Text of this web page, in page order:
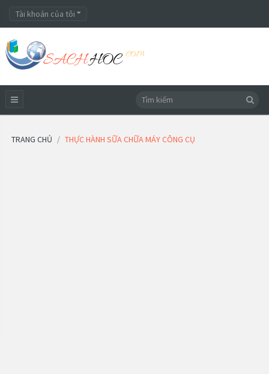
Tài khoản của tôi
TRANG CHỦ THỰC HÀNH SỮA CHỮA MÁY CÔNG CỤ